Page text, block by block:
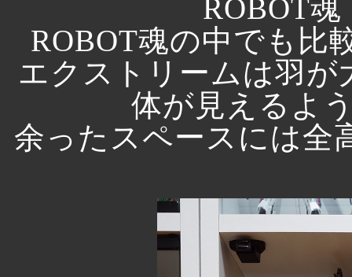
ROBOT
ROBOT魂の中でも比
エクストリームは羽
体が見えるよ
余ったスペースには全